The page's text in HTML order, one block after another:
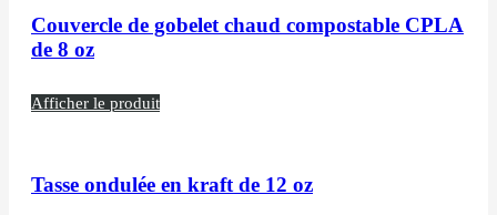
Couvercle de gobelet chaud compostable CPLA
de 8 oz
Afficher le produit
Tasse ondulée en kraft de 12 oz